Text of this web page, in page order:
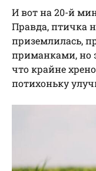
И вот на 20-й
Правда, птичка
приземлилась,
приманками, но
что крайне
потихоньку